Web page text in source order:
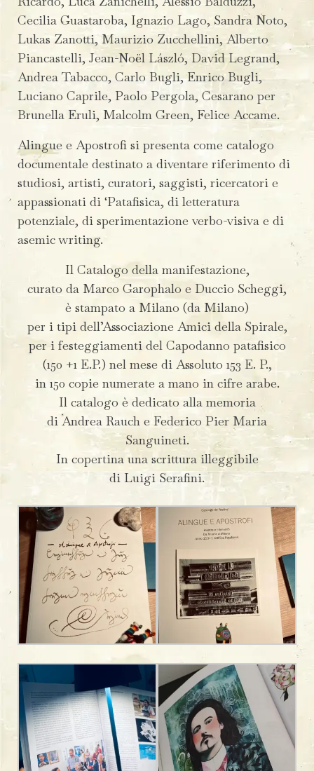
Cecilia Guastaroba, Ignazio Lago, Sandra Noto,
Lukas Zanotti, Maurizio Zucchellini, Alberto
Piancastelli, Jean-Noël László, David Legrand,
Andrea Tabacco, Carlo Bugli, Enrico Bugli,
Luciano Caprile, Paolo Pergola, Cesarano per
Brunella Eruli, Malcolm Green, Felice Accame.
Alingue e Apostrofi si presenta come catalogo
documentale destinato a diventare riferimento di
studiosi, artisti, curatori, saggisti, ricercatori e
appassionati di ‘Patafisica, di letteratura
potenziale, di sperimentazione verbo-visiva e di
asemic writing.
Il Catalogo della manifestazione,
curato da Marco Garophalo e Duccio Scheggi,
è stampato a Milano (da Milano)
per i tipi dell’Associazione Amici della Spirale,
per i festeggiamenti del Capodanno patafisico
(150 +1 E.P.) nel mese di Assoluto 153 E. P.,
in 150 copie numerate a mano in cifre arabe.
Il catalogo è dedicato alla memoria
di Andrea Rauch e Federico Pier Maria
Sanguineti.
In copertina una scrittura illeggibile
di Luigi Serafini.